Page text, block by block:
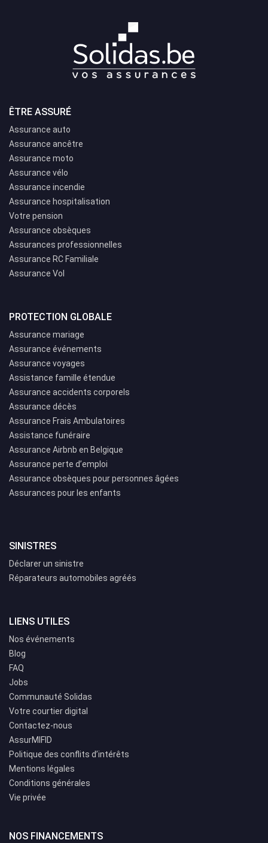
ÊTRE ASSURÉ
Assurance auto
Assurance ancêtre
Assurance moto
Assurance vélo
Assurance incendie
Assurance hospitalisation
Votre pension
Assurance obsèques
Assurances professionnelles
Assurance RC Familiale
Assurance Vol
PROTECTION GLOBALE
Assurance mariage
Assurance événements
Assurance voyages
Assistance famille étendue
Assurance accidents corporels
Assurance décès
Assurance Frais Ambulatoires
Assistance funéraire
Assurance Airbnb en Belgique
Assurance perte d’emploi
Assurance obsèques pour personnes âgées
Assurances pour les enfants
SINISTRES
Déclarer un sinistre
Réparateurs automobiles agréés
LIENS UTILES
Nos événements
Blog
FAQ
Jobs
Communauté Solidas
Votre courtier digital
Contactez-nous
AssurMIFID
Politique des conflits d’intérêts
Mentions légales
Conditions générales
Vie privée
NOS FINANCEMENTS